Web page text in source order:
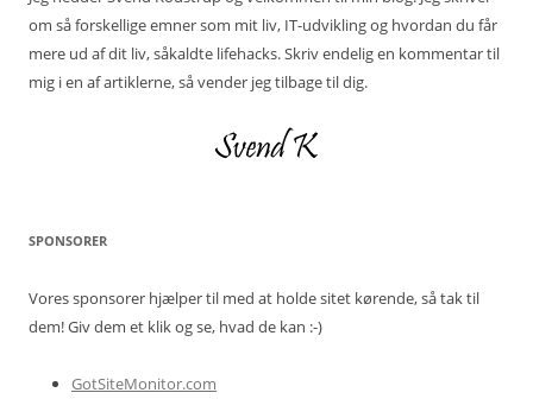
om så forskellige emner som mit liv, IT-udvikling og hvordan du får
mere ud af dit liv, såkaldte lifehacks. Skriv endelig en kommentar til
mig i en af artiklerne, så vender jeg tilbage til dig.
SPONSORER
Vores sponsorer hjælper til med at holde sitet kørende, så tak til
dem! Giv dem et klik og se, hvad de kan :-)
GotSiteMonitor.com